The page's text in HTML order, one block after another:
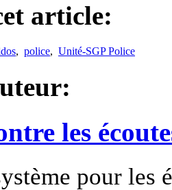
article:
, police, Unité-SGP Police
les
pour les